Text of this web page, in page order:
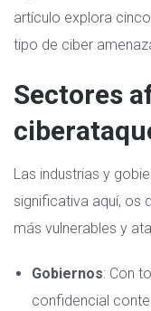
artículo explora
tipo de ciber
Sectores
Las industrias y
significativa aquí, os
más vulnerables y
Gobiernos: Con
confidencial